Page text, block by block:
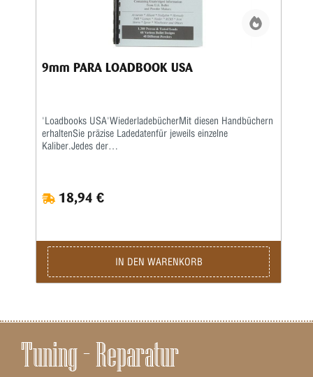
9mm PARA LOADBOOK USA
'Loadbooks USA'WiederladebücherMit diesen Handbüchern
erhaltenSie präzise Ladedatenfür jeweils einzelne
Kaliber.Jedes der
Accurate,Aliant, Hodgdon, Hornady, IMR, Lyman,
Nosler,RCBS, Sierra, Speer und Winchester.
Oberfläche flach aufliegen.Photokopiequalität. Softcover.
18,94 €
IN DEN WARENKORB
Tuning – Reparatur